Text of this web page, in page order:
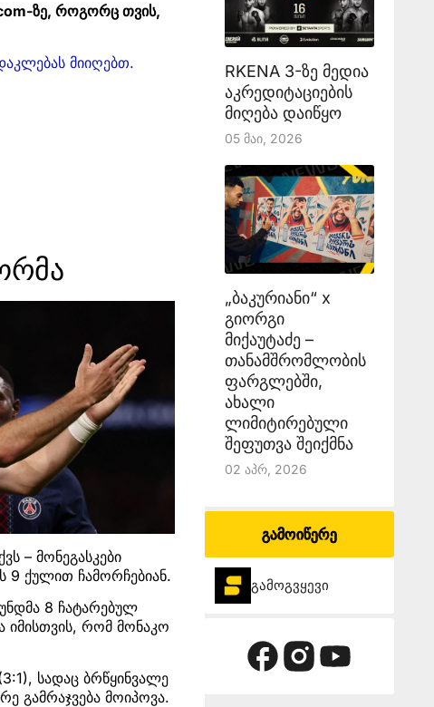
ზე, როგორც თვის,
მიიღებთ.
– მონეგასკები
9 ქულით ჩამორჩებიან.
8 ჩატარებულ
იმისთვის, რომ მონაკო
სადაც ბრწყინვალე
გამრაჯვება მოიპოვა.
RKENA 3-ზე მედია
აკრედიტაციების
მიღება დაიწყო
05 Მაი, 2026
„ბაკურიანი“ x
გიორგი
მიქაუტაძე –
თანამშრომლობის
ფარგლებში,
ახალი
ლიმიტირებული
შეფუთვა შეიქმნა
02 Აპრ, 2026
გამოიწერე
გამოგვყევი